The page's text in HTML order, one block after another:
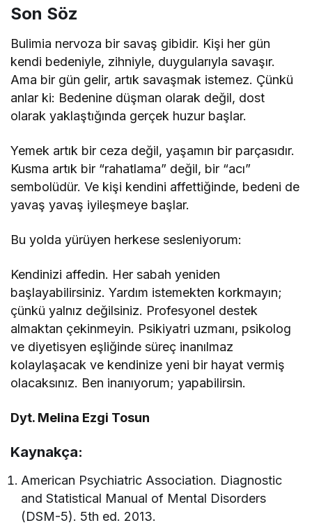
Son Söz
Bulimia nervoza bir savaş gibidir. Kişi her gün
kendi bedeniyle, zihniyle, duygularıyla savaşır.
Ama bir gün gelir, artık savaşmak istemez. Çünkü
anlar ki: Bedenine düşman olarak değil, dost
olarak yaklaştığında gerçek huzur başlar.
Yemek artık bir ceza değil, yaşamın bir parçasıdır.
Kusma artık bir “rahatlama” değil, bir “acı”
sembolüdür. Ve kişi kendini affettiğinde, bedeni de
yavaş yavaş iyileşmeye başlar.
Bu yolda yürüyen herkese sesleniyorum:
Kendinizi affedin. Her sabah yeniden
başlayabilirsiniz. Yardım istemekten korkmayın;
çünkü yalnız değilsiniz. Profesyonel destek
almaktan çekinmeyin. Psikiyatri uzmanı, psikolog
ve diyetisyen eşliğinde süreç inanılmaz
kolaylaşacak ve kendinize yeni bir hayat vermiş
olacaksınız. Ben inanıyorum; yapabilirsin.
Dyt. Melina Ezgi Tosun
Kaynakça:
American Psychiatric Association. Diagnostic
and Statistical Manual of Mental Disorders
(DSM-5). 5th ed. 2013.